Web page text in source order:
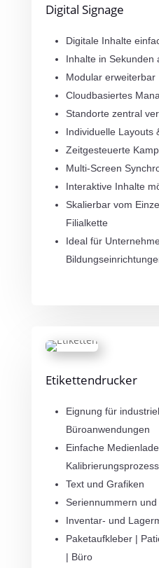
Digital Signage
Digitale Inhalte
Inhalte in Sekunden
Modular erweiterbar
Cloudbasiertes
Standorte zentral
Individuelle Layouts
Zeitgesteuerte
Multi-Screen
Interaktive Inhalte
Skalierbar vom
Filialkette
Ideal für
Etikettendrucker
Eignung für
Büroanwendungen
Einfache
Text und Grafiken
Seriennummern
Inventar- und
Paketaufkleber |
| Büro